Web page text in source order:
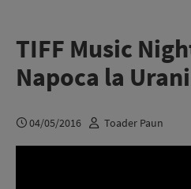
TIFF Music
Napoca la
04/05/2016 Toader Paun